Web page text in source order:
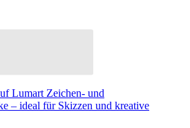
Lumart Zeichen- und
– ideal für Skizzen und kreative